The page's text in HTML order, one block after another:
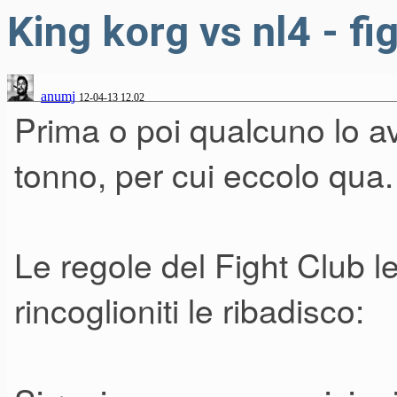
King korg vs nl4 -
anumj 12-04-13 12.02
Prima o poi qualcuno lo
tonno, per cui eccolo qua.
Le regole del Fight Club
rincoglioniti le ribadisco: